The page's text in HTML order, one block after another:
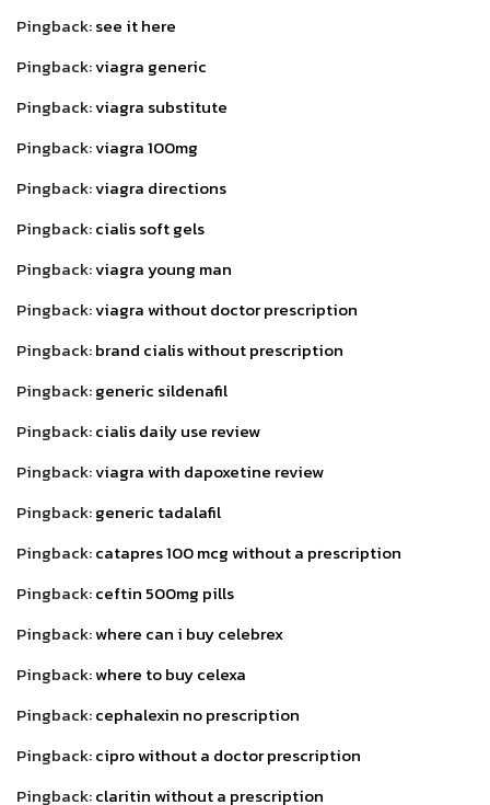
Pingback:see it here
Pingback:viagra generic
Pingback:viagra substitute
Pingback:viagra 100mg
Pingback:viagra directions
Pingback:cialis soft gels
Pingback:viagra young man
Pingback:viagra without doctor prescription
Pingback:brand cialis without prescription
Pingback:generic sildenafil
Pingback:cialis daily use review
Pingback:viagra with dapoxetine review
Pingback:generic tadalafil
Pingback:catapres 100 mcg without a prescription
Pingback:ceftin 500mg pills
Pingback:where can i buy celebrex
Pingback:where to buy celexa
Pingback:cephalexin no prescription
Pingback:cipro without a doctor prescription
Pingback:claritin without a prescription